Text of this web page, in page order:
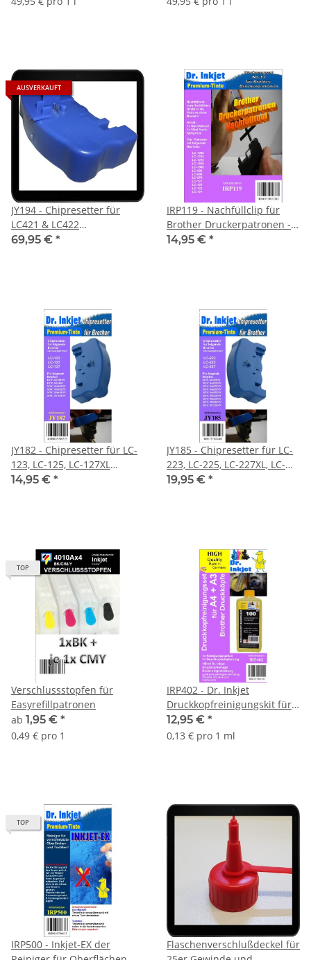
AUSVERKAUFT
JY194 - Chipresetter für
LC421 & LC422
Druckerpatronenchips -
69,95 € *
IRP119 - Nachfüllclip für
Brother Druckerpatronen -
abwärtskompatibel - siehe
14,95 € *
JY182 - Chipresetter für LC-
123, LC-125, LC-127XL
Druckerpatronenchips
14,95 € *
JY185 - Chipresetter für LC-
223, LC-225, LC-227XL, LC-
229XXL
19,95 € *
TOP
Verschlussstopfen für
Easyrefillpatronen
ab 1,95 € *
0,49 € pro 1
IRP402 - Dr. Inkjet
Druckkopfreinigungskit für
Brotherdrucker A4 bis A3
12,95 € *
0,13 € pro 1 ml
TOP
IRP500 - Inkjet-EX der
Flaschenverschlußdeckel für